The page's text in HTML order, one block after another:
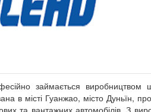
займається
в місті Гуанжао, місто Дуньїн,
та вантажних автомобілів. З